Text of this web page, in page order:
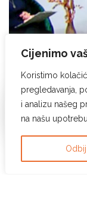
Cijenimo
Koristimo
pregledavanja,
i analizu našeg
na našu
Odbij